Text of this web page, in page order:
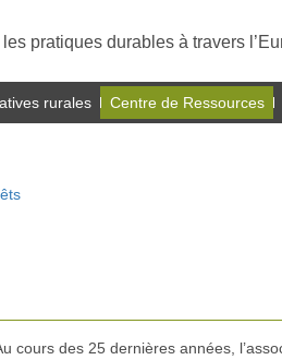
pratiques durables à travers
rurales Centre de Ressources
cours des 25 dernières années,